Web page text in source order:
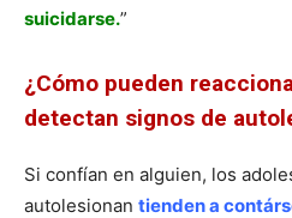
suicidarse.”
¿Cómo pueden
detectan signos de
Si confían en alguien, los
autolesionan tienden a